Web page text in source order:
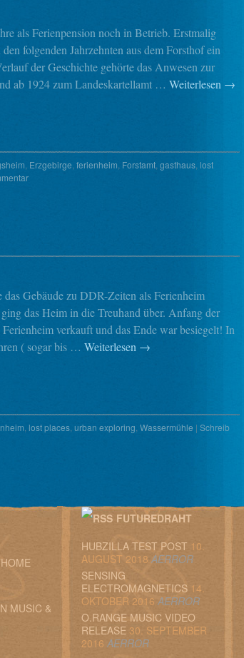
als Ferienpension noch in Betrieb. Erstmalig
folgenden Jahrzehnten aus dem Forsthof ein
der Geschichte gehörte das Anwesen zur
ab 1924 zum Landeskartellamt … Weiterlesen →
Erzgebirge ferienheim, Forstamt gasthaus lost
das Gebäude zu DDR-Zeiten als Ferienheim
das Heim in die Treuhand über. Anfang der
Ferienheim verkauft und das Ende war besiegelt! In
( sogar bis … Weiterlesen →
lost places urban exploring Wassermühle | Schreib
MUSIC &
FUTUREDRAHT
HUBZILLA TEST POST 10.
AUGUST 2018 AERROR
SENSING
ELECTROMAGNETICS 14.
OKTOBER 2016 AERROR
O.RANGE MUSIC VIDEO
RELEASE 30. SEPTEMBER
2016 AERROR